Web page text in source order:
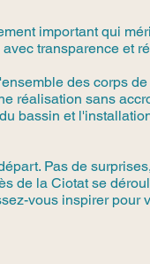
important qui
transparence et
des corps
réalisation sans
bassin et
Pas de
de la Ciotat se
vous inspirer pour